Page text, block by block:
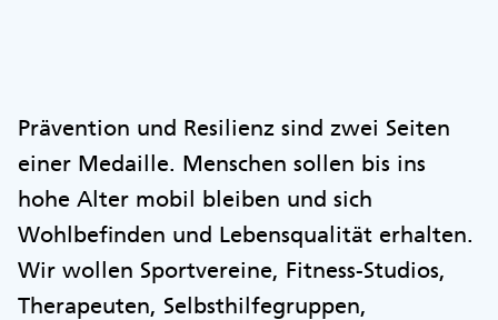
Prävention und Resilienz sind zwei Seiten
einer Medaille. Menschen sollen bis ins
hohe Alter mobil bleiben und sich
Wohlbefinden und Lebensqualität erhalten.
Wir wollen Sportvereine, Fitness-Studios,
Therapeuten, Selbsthilfegruppen,